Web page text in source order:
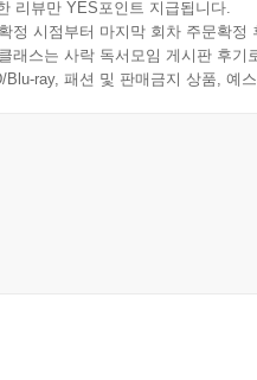
리뷰만 YES포인트 지급됩니다.
정 시점부터 마지막 회차 주문확
래스는 사락 독서모임 게시판 후기
Blu-ray, 패션 및 판매금지 상품, 예